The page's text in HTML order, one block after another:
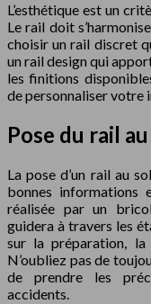
L’esthétique est un
Le rail doit
choisir un rail discret
un rail design qui
les finitions
de personnaliser votre
Pose du rail
La pose d’un rail au
bonnes informations
réalisée par un
guidera à travers les
sur la préparation,
N’oubliez pas de
de prendre les
accidents.